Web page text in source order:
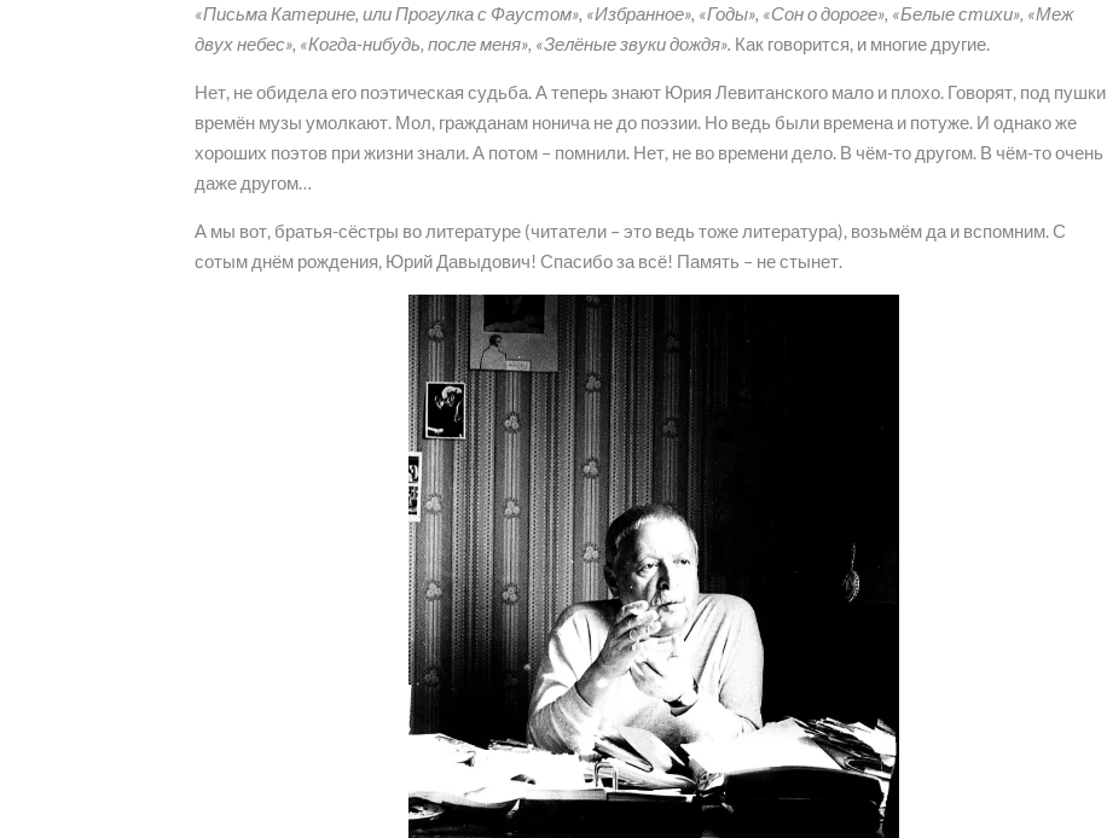
«Письма Катерине, или Прогулка с Фаустом», «Избранное», «Годы», «Сон о дороге», «Белые стихи», «Меж
двух небес», «Когда-нибудь, после меня», «Зелёные звуки дождя». Как говорится, и многие другие.
Нет, не обидела его поэтическая судьба. А теперь знают Юрия Левитанского мало и плохо. Говорят, под пушки
времён музы умолкают. Мол, гражданам нонича не до поэзии. Но ведь были времена и потуже. И однако же
хороших поэтов при жизни знали. А потом – помнили. Нет, не во времени дело. В чём-то другом. В чём-то очень
даже другом…
А мы вот, братья-сёстры во литературе (читатели – это ведь тоже литература), возьмём да и вспомним. С
сотым днём рождения, Юрий Давыдович! Спасибо за всё! Память – не стынет.